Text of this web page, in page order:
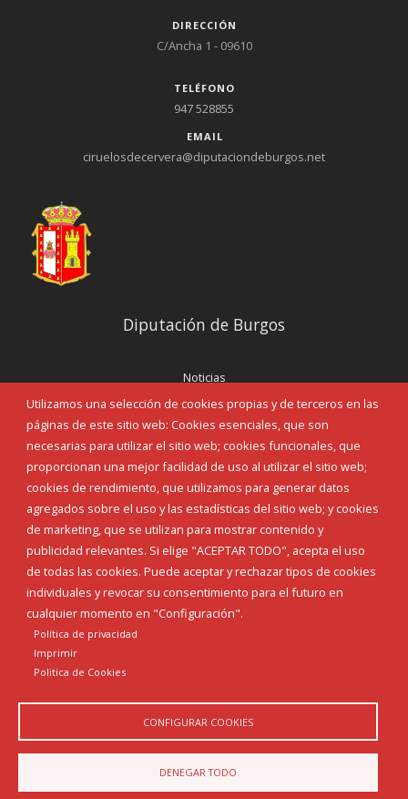
Utilizamos una selección de cookies propias y de terceros en las
páginas de este sitio web: Cookies esenciales, que son
necesarias para utilizar el sitio web; cookies funcionales, que
proporcionan una mejor facilidad de uso al utilizar el sitio web;
cookies de rendimiento, que utilizamos para generar datos
agregados sobre el uso y las estadísticas del sitio web; y cookies
de marketing, que se utilizan para mostrar contenido y
publicidad relevantes. Si elige "ACEPTAR TODO", acepta el uso
de todas las cookies. Puede aceptar y rechazar tipos de cookies
individuales y revocar su consentimiento para el futuro en
cualquier momento en "Configuración".
Política de privacidad
Imprimir
Politica de Cookies
CONFIGURAR COOKIES
DENEGAR TODO
DIRECCIÓN
C/Ancha 1 - 09610
TELÉFONO
947 528855
EMAIL
ciruelosdecervera@diputaciondeburgos.net
Diputación de Burgos
Noticias
Eventos
Corporación Municipal
Teléfonos de interés
INICIAR SESIÓN
MAPA WEB